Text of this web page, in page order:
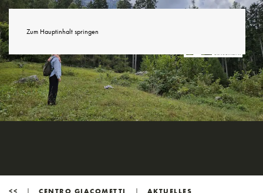
Zum Hauptinhalt springen